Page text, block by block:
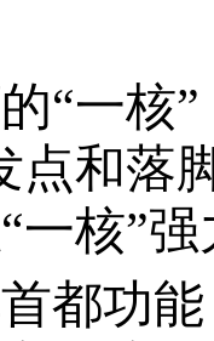
“一核
点和落
一核”
都功